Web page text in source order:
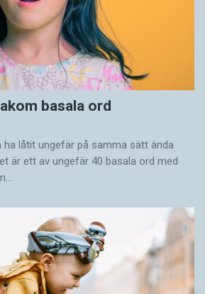
basala ord
låtit ungefär på samma sätt ända
är ett av ungefär 40 basala ord med